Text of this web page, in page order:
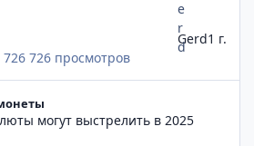
726 просмотров
Gerd1 г.
могут выстрелить в 2025